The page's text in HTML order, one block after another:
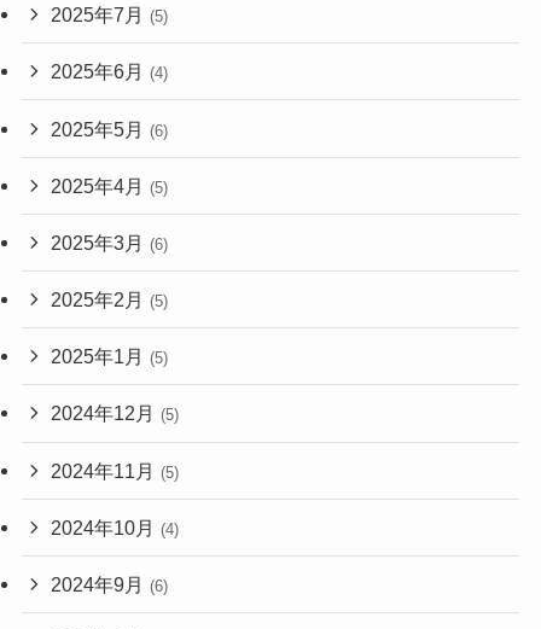
2025年7月 (5)
2025年6月 (4)
2025年5月 (6)
2025年4月 (5)
2025年3月 (6)
2025年2月 (5)
2025年1月 (5)
2024年12月 (5)
2024年11月 (5)
2024年10月 (4)
2024年9月 (6)